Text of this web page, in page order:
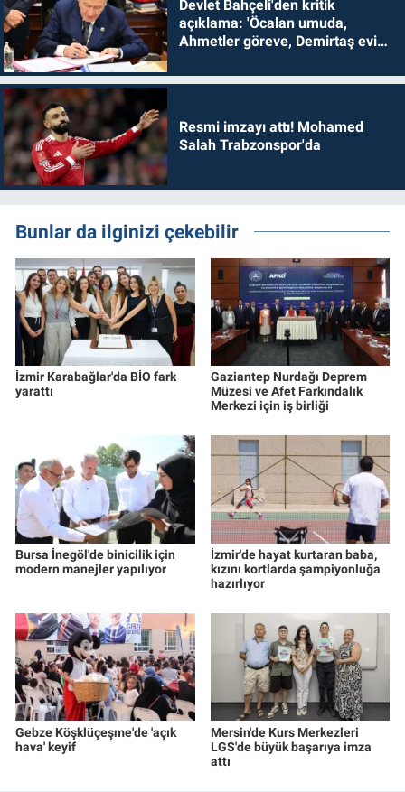
Devlet Bahçeli'den kritik
açıklama: 'Öcalan umuda,
Ahmetler göreve, Demirtaş evine
Resmi imzayı attı! Mohamed
Salah Trabzonspor'da
Bunlar da ilginizi çekebilir
İzmir Karabağlar'da BİO fark
yarattı
Gaziantep Nurdağı Deprem
Müzesi ve Afet Farkındalık
Merkezi için iş birliği
Bursa İnegöl'de binicilik için
modern manejler yapılıyor
İzmir'de hayat kurtaran baba,
kızını kortlarda şampiyonluğa
hazırlıyor
Gebze Köşklüçeşme'de 'açık
hava' keyif
Mersin'de Kurs Merkezleri
LGS'de büyük başarıya imza
attı